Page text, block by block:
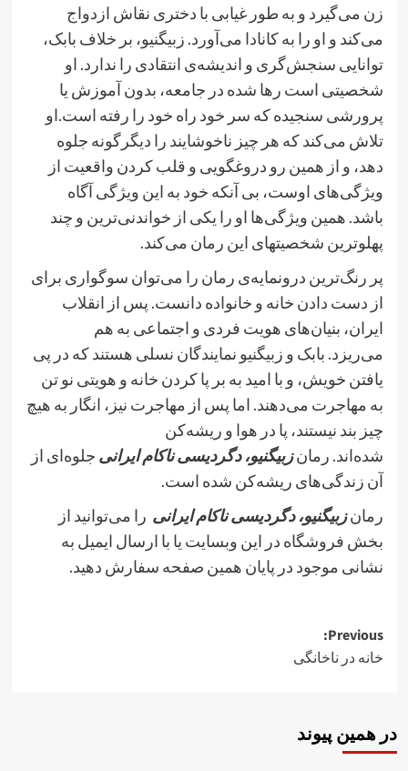
زن می‌گیرد و به طور غیابی با دختری نقاش ازدواج
می‌کند و او را به کانادا می‌آورد. زبیگنیو، بر خلاف بابک،
توانایی سنجش‌گری و اندیشه‌ی انتقادی را ندارد. او
شخصیتی است رها شده در جامعه، بدون آموزش یا
پرورشی سنجیده که سر خود راه خود را رفته است.او
تلاش می‌کند که هر چیز ناخوشایند را دیگرگونه جلوه
دهد، و از همین رو دروغگویی و قلب کردن واقعیت از
ویژگی‌های اوست، بی آنکه خود به این ویژگی آگاه
باشد. همین ویژگی‌ها او را یکی از خواندنی‌ترین و چند
پهلوترین شخصیتهای این رمان می‌کند.
پر رنگ‌ترین درونمایه‌ی رمان را می‌توان سوگواری برای
از دست دادن خانه و خانواده دانست. پس از انقلاب
ایران، بنیان‌های هویت فردی و اجتماعی به هم
می‌ریزد. بابک و زبیگنیو نمایندگان نسلی هستند که در پی
یافتن خویش، و با امید به بر پا کردن خانه و هویتی نو تن
به مهاجرت می‌دهند. اما پس از مهاجرت نیز، انگار به هیچ
چیز بند نیستند، پا در هوا و ریشه‌کن
شده‌اند. رمانزبیگنیو، دگردیسی ناکام ایرانی جلوه‌ای از
آن زندگی‌های ریشه‌کن شده است.
رمانزبیگنیو، دگردیسی ناکام ایرانی را می‌توانید از
بخش فروشگاه در این وبسایت یا با ارسال ایمیل به
نشانی موجود در پایان همین صفحه سفارش دهید.
Post
navigation
Previous:
خانه در ناخانگی
در همین پیوند